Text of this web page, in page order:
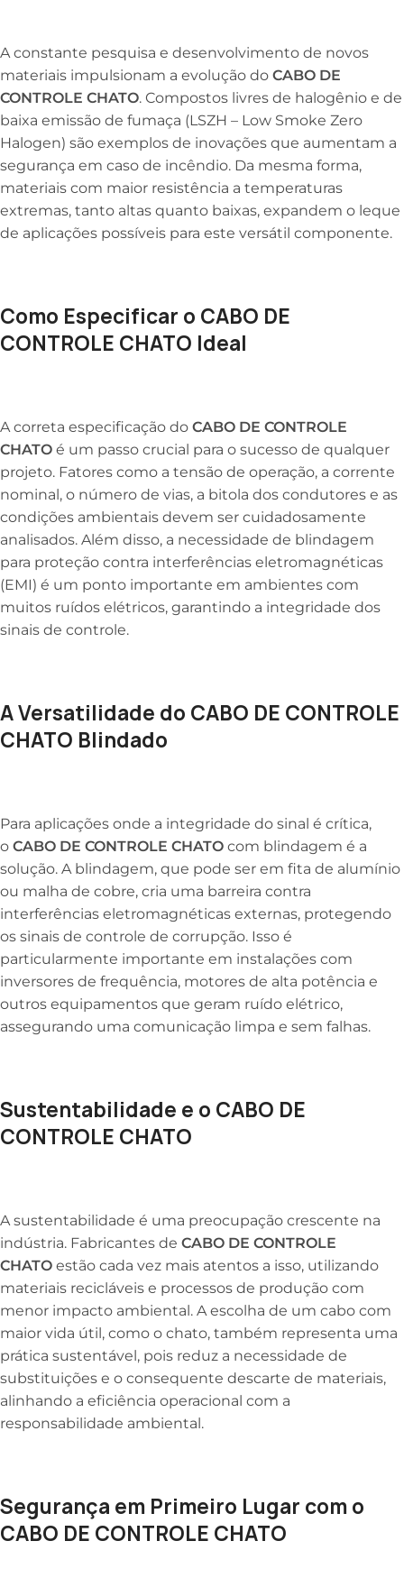
A constante pesquisa e desenvolvimento de novos
materiais impulsionam a evolução do CABO DE
CONTROLE CHATO. Compostos livres de halogênio e de
baixa emissão de fumaça (LSZH – Low Smoke Zero
Halogen) são exemplos de inovações que aumentam a
segurança em caso de incêndio. Da mesma forma,
materiais com maior resistência a temperaturas
extremas, tanto altas quanto baixas, expandem o leque
de aplicações possíveis para este versátil componente.
Como Especificar o CABO DE
CONTROLE CHATO Ideal
A correta especificação do CABO DE CONTROLE
CHATO é um passo crucial para o sucesso de qualquer
projeto. Fatores como a tensão de operação, a corrente
nominal, o número de vias, a bitola dos condutores e as
condições ambientais devem ser cuidadosamente
analisados. Além disso, a necessidade de blindagem
para proteção contra interferências eletromagnéticas
(EMI) é um ponto importante em ambientes com
muitos ruídos elétricos, garantindo a integridade dos
sinais de controle.
A Versatilidade do CABO DE CONTROLE
CHATO Blindado
Para aplicações onde a integridade do sinal é crítica,
o CABO DE CONTROLE CHATO com blindagem é a
solução. A blindagem, que pode ser em fita de alumínio
ou malha de cobre, cria uma barreira contra
interferências eletromagnéticas externas, protegendo
os sinais de controle de corrupção. Isso é
particularmente importante em instalações com
inversores de frequência, motores de alta potência e
outros equipamentos que geram ruído elétrico,
assegurando uma comunicação limpa e sem falhas.
Sustentabilidade e o CABO DE
CONTROLE CHATO
A sustentabilidade é uma preocupação crescente na
indústria. Fabricantes de CABO DE CONTROLE
CHATO estão cada vez mais atentos a isso, utilizando
materiais recicláveis e processos de produção com
menor impacto ambiental. A escolha de um cabo com
maior vida útil, como o chato, também representa uma
prática sustentável, pois reduz a necessidade de
substituições e o consequente descarte de materiais,
alinhando a eficiência operacional com a
responsabilidade ambiental.
Segurança em Primeiro Lugar com o
CABO DE CONTROLE CHATO